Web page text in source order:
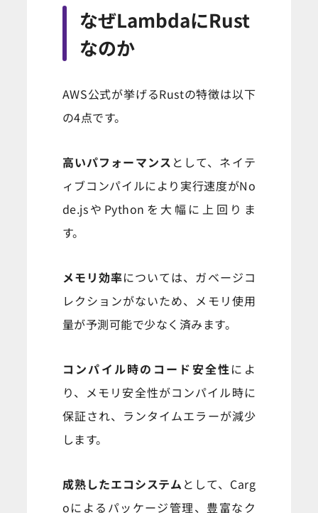
なぜLambdaにRust
なのか
AWS公式が挙げるRustの特徴は以下
の4点です。
高いパフォーマンス として、ネイテ
ィブコンパイルにより実行速度がNo
de.jsやPythonを大幅に上回りま
す。
メモリ効率については、ガベージコ
レクションがないため、メモリ使用
量が予測可能で少なく済みます。
コンパイル時のコード安全性によ
り、メモリ安全性がコンパイル時に
保証され、ランタイムエラーが減少
します。
成熟したエコシステム として、Carg
oによるパッケージ管理、豊富なク